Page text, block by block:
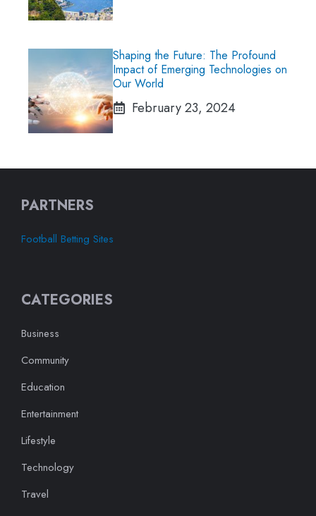
Shaping the Future: The Profound
Impact of Emerging Technologies on
Our World
February 23, 2024
PARTNERS
Football Betting Sites
CATEGORIES
Business
Community
Education
Entertainment
Lifestyle
Technology
Travel